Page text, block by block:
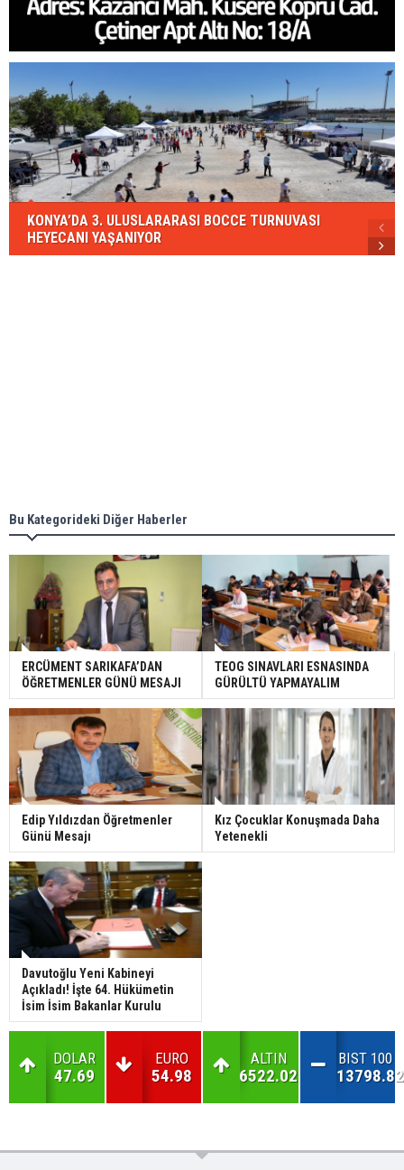
KONYA’DA 3. ULUSLARARASI BOCCE TURNUVASI
HEYECANI YAŞANIYOR
Bu Kategorideki Diğer Haberler
ERCÜMENT SARIKAFA’DAN
ÖĞRETMENLER GÜNÜ MESAJI
TEOG SINAVLARI ESNASINDA
GÜRÜLTÜ YAPMAYALIM
Edip Yıldızdan Öğretmenler
Günü Mesajı
Kız Çocuklar Konuşmada Daha
Yetenekli
Davutoğlu Yeni Kabineyi
Açıkladı! İşte 64. Hükümetin
İsim İsim Bakanlar Kurulu
DOLAR
47.69
EURO
54.98
ALTIN
6522.02
BIST 100
13798.82